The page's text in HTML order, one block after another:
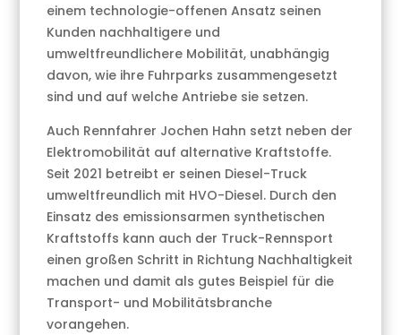
einem technologie-offenen Ansatz seinen
Kunden nachhaltigere und
umweltfreundlichere Mobilität, unabhängig
davon, wie ihre Fuhrparks zusammengesetzt
sind und auf welche Antriebe sie setzen.
Auch Rennfahrer Jochen Hahn setzt neben der
Elektromobilität auf alternative Kraftstoffe.
Seit 2021 betreibt er seinen Diesel-Truck
umweltfreundlich mit HVO-Diesel. Durch den
Einsatz des emissionsarmen synthetischen
Kraftstoffs kann auch der Truck-Rennsport
einen großen Schritt in Richtung Nachhaltigkeit
machen und damit als gutes Beispiel für die
Transport- und Mobilitätsbranche
vorangehen.